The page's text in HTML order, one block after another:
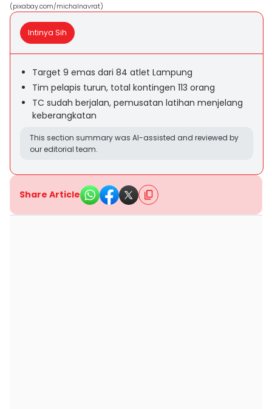
(pixabay.com/michalnavrat)
Intinya Sih
Target 9 emas dari 84 atlet Lampung
Tim pelapis turun, total kontingen 113 orang
TC sudah berjalan, pemusatan latihan menjelang
keberangkatan
This section summary was AI-assisted and reviewed by
our editorial team.
Share Article